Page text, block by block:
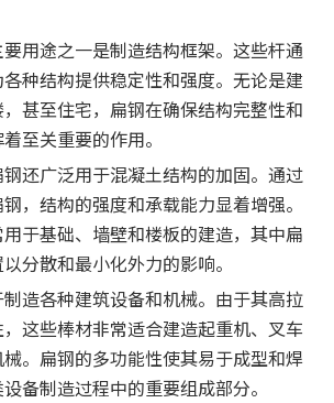
用途之一是制造结构框架。这些杆通
种结构提供稳定性和强度。无论是建
甚至住宅，扁钢在确保结构完整性和
至关重要的作用。
还广泛用于混凝土结构的加固。通过
，结构的强度和承载能力显着增强。
于基础、墙壁和楼板的建造，其中扁
分散和最小化外力的影响。
造各种建筑设备和机械。由于其高拉
这些棒材非常适合建造起重机、叉车
。扁钢的多功能性使其易于成型和焊
备制造过程中的重要组成部分。